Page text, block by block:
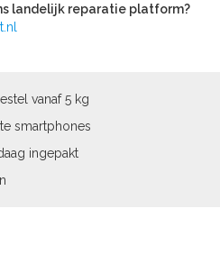
landelijk reparatie platform?
vanaf 5 kg
smartphones
ingepakt